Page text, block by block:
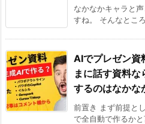
なかなかキャラと
すね。 そんなとこ
AIでプレゼン資
まに話す資料
するのはなかな
前置き まず前提と
で全自動で作るか